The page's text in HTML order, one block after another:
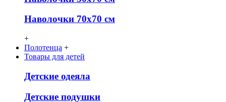
Наволочки 70х70 см
+
Полотенца +
Товары для детей
Детcкие одеяла
Детские подушки